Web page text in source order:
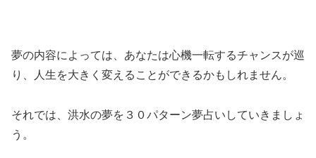
夢の内容によっては、あなたは心機一転するチャンスが巡
り、人生を大きく変えることができるかもしれません。
それでは、洪水の夢を３０パターン夢占いしていきましょ
う。